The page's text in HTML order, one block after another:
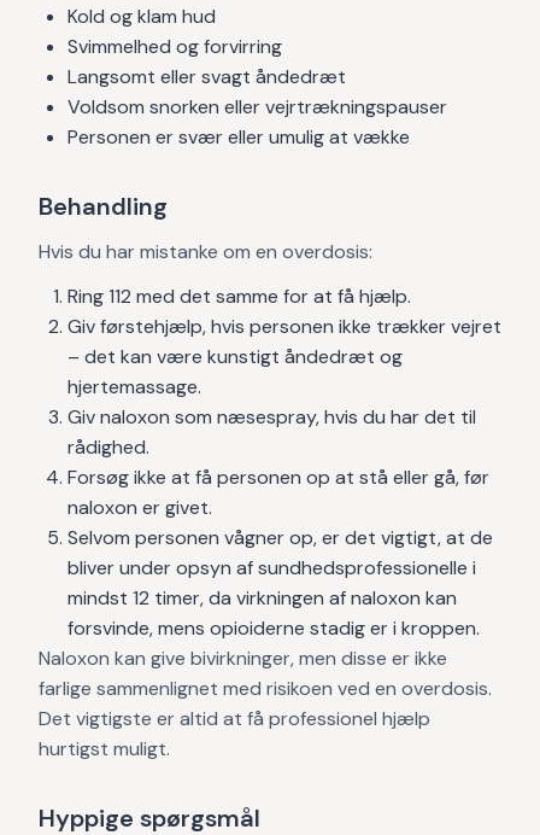
Kold og klam hud
Svimmelhed og forvirring
Langsomt eller svagt åndedræt
Voldsom snorken eller vejrtrækningspauser
Personen er svær eller umulig at vække
Behandling
Hvis du har mistanke om en overdosis:
Ring 112 med det samme for at få hjælp.
Giv førstehjælp, hvis personen ikke trækker vejret
– det kan være kunstigt åndedræt og
hjertemassage.
Giv naloxon som næsespray, hvis du har det til
rådighed.
Forsøg ikke at få personen op at stå eller gå, før
naloxon er givet.
Selvom personen vågner op, er det vigtigt, at de
bliver under opsyn af sundhedsprofessionelle i
mindst 12 timer, da virkningen af naloxon kan
forsvinde, mens opioiderne stadig er i kroppen.
Naloxon kan give bivirkninger, men disse er ikke
farlige sammenlignet med risikoen ved en overdosis.
Det vigtigste er altid at få professionel hjælp
hurtigst muligt.
Hyppige spørgsmål